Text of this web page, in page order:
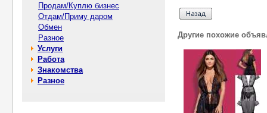
Продам/Куплю бизнес
Отдам/Приму даром
Обмен
Разное
Услуги
Работа
Знакомства
Разное
Другие похожие